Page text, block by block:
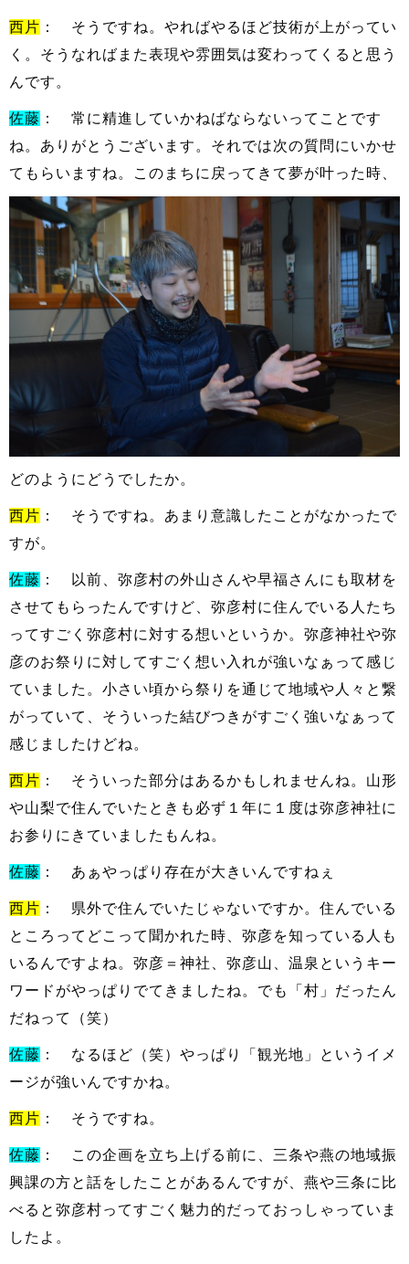
西片 ： そうですね。やればやるほど技術が上がってい
く。そうなればまた表現や雰囲気は変わってくると思う
んです。
佐藤 ： 常に精進していかねばならないってことです
ね。ありがとうございます。それでは次の質問にいかせ
てもらいますね。このまちに戻ってきて夢が叶った時、
どのようにどうでしたか。
西片 ： そうですね。あまり意識したことがなかったで
すが。
佐藤 ： 以前、弥彦村の外山さんや早福さんにも取材を
させてもらったんですけど、弥彦村に住んでいる人たち
ってすごく弥彦村に対する想いというか。弥彦神社や弥
彦のお祭りに対してすごく想い入れが強いなぁって感じ
ていました。小さい頃から祭りを通じて地域や人々と繋
がっていて、そういった結びつきがすごく強いなぁって
感じましたけどね。
西片 ： そういった部分はあるかもしれませんね。山形
や山梨で住んでいたときも必ず１年に１度は弥彦神社に
お参りにきていましたもんね。
佐藤 ： あぁやっぱり存在が大きいんですねぇ
西片 ： 県外で住んでいたじゃないですか。住んでいる
ところってどこって聞かれた時、弥彦を知っている人も
いるんですよね。弥彦＝神社、弥彦山、温泉というキー
ワードがやっぱりでてきましたね。でも「村」だったん
だねって（笑）
佐藤 ： なるほど（笑）やっぱり「観光地」というイメ
ージが強いんですかね。
西片 ： そうですね。
佐藤 ： この企画を立ち上げる前に、三条や燕の地域振
興課の方と話をしたことがあるんですが、燕や三条に比
べると弥彦村ってすごく魅力的だっておっしゃっていま
したよ。